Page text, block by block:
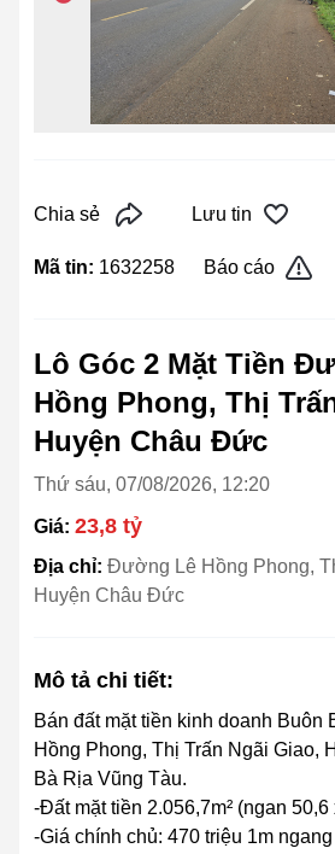
Chia sẻ Lưu tin
Mã tin: 1632258 Báo cáo
Lô Góc 2 Mặt Tiền
Hồng Phong, Thị
Huyện Châu Đức
Thứ sáu, 07/08/2026, 12:20
Giá: 23,8 tỷ
Địa chỉ: Đường Lê Hồng Phong,
Huyện Châu Đức
Mô tả chi tiết:
Bán đất mặt tiền kinh doanh
Hồng Phong, Thị Trấn Ngãi Giao,
Bà Rịa Vũng Tàu.
-Đất mặt tiền 2.056,7m² (ngan 50,6
-Giá chính chủ: 470 triệu 1m